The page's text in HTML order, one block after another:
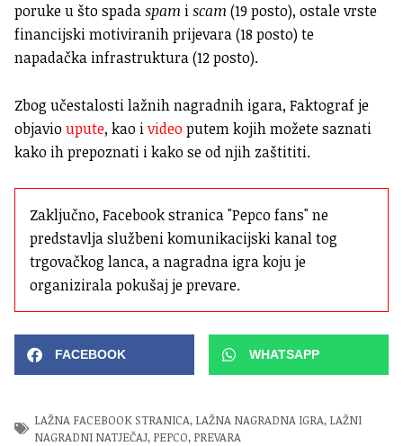
poruke u što spadaspam iscam (19 posto), ostale vrste
financijski motiviranih prijevara (18 posto) te
napadačka infrastruktura (12 posto).
Zbog učestalosti lažnih nagradnih igara, Faktograf je
objavioupute, kao ivideoputem kojih možete saznati
kako ih prepoznati i kako se od njih zaštititi.
Zaključno, Facebook stranica "Pepco fans" ne
predstavlja službeni komunikacijski kanal tog
trgovačkog lanca, a nagradna igra koju je
organizirala pokušaj je prevare.
FACEBOOK WHATSAPP
LAŽNA FACEBOOK STRANICA, LAŽNA NAGRADNA IGRA, LAŽNI
NAGRADNI NATJEČAJ, PEPCO, PREVARA